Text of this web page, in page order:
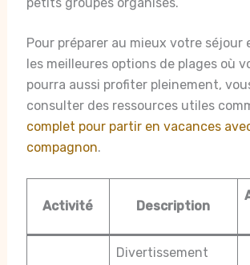
Pour préparer au mieux votre séjour
les meilleures options de plages où
pourra aussi profiter pleinement,
consulter des ressources utiles
complet pour partir en vacances
compagnon.
Activité Description
Divertissement